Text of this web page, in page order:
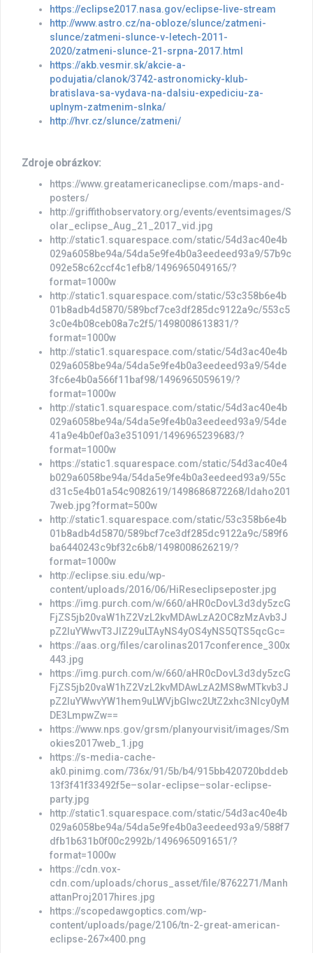
https://eclipse2017.nasa.gov/eclipse-live-stream
http://www.astro.cz/na-obloze/slunce/zatmeni-
slunce/zatmeni-slunce-v-letech-2011-
2020/zatmeni-slunce-21-srpna-2017.html
https://akb.vesmir.sk/akcie-a-
podujatia/clanok/3742-astronomicky-klub-
bratislava-sa-vydava-na-dalsiu-expediciu-za-
uplnym-zatmenim-slnka/
http://hvr.cz/slunce/zatmeni/
Zdroje obrázkov:
https://www.greatamericaneclipse.com/maps-and-
posters/
http://griffithobservatory.org/events/eventsimages/S
olar_eclipse_Aug_21_2017_vid.jpg
http://static1.squarespace.com/static/54d3ac40e4b
029a6058be94a/54da5e9fe4b0a3eedeed93a9/57b9c
092e58c62ccf4c1efb8/1496965049165/?
format=1000w
http://static1.squarespace.com/static/53c358b6e4b
01b8adb4d5870/589bcf7ce3df285dc9122a9c/553c5
3c0e4b08ceb08a7c2f5/1498008613831/?
format=1000w
http://static1.squarespace.com/static/54d3ac40e4b
029a6058be94a/54da5e9fe4b0a3eedeed93a9/54de
3fc6e4b0a566f11baf98/1496965059619/?
format=1000w
http://static1.squarespace.com/static/54d3ac40e4b
029a6058be94a/54da5e9fe4b0a3eedeed93a9/54de
41a9e4b0ef0a3e351091/1496965239683/?
format=1000w
https://static1.squarespace.com/static/54d3ac40e4
b029a6058be94a/54da5e9fe4b0a3eedeed93a9/55c
d31c5e4b01a54c9082619/1498686872268/Idaho201
7web.jpg?format=500w
http://static1.squarespace.com/static/53c358b6e4b
01b8adb4d5870/589bcf7ce3df285dc9122a9c/589f6
ba6440243c9bf32c6b8/1498008626219/?
format=1000w
http://eclipse.siu.edu/wp-
content/uploads/2016/06/HiReseclipseposter.jpg
https://img.purch.com/w/660/aHR0cDovL3d3dy5zcG
FjZS5jb20vaW1hZ2VzL2kvMDAwLzA2OC8zMzAvb3J
pZ2luYWwvT3JlZ29uLTAyNS4yOS4yNS5QTS5qcGc=
https://aas.org/files/carolinas2017conference_300x
443.jpg
https://img.purch.com/w/660/aHR0cDovL3d3dy5zcG
FjZS5jb20vaW1hZ2VzL2kvMDAwLzA2MS8wMTkvb3J
pZ2luYWwvYW1hem9uLWVjbGlwc2UtZ2xhc3Nlcy0yM
DE3LmpwZw==
https://www.nps.gov/grsm/planyourvisit/images/Sm
okies2017web_1.jpg
https://s-media-cache-
ak0.pinimg.com/736x/91/5b/b4/915bb420720bddeb
13f3f41f33492f5e–solar-eclipse–solar-eclipse-
party.jpg
http://static1.squarespace.com/static/54d3ac40e4b
029a6058be94a/54da5e9fe4b0a3eedeed93a9/588f7
dfb1b631b0f00c2992b/1496965091651/?
format=1000w
https://cdn.vox-
cdn.com/uploads/chorus_asset/file/8762271/Manh
attanProj2017hires.jpg
https://scopedawgoptics.com/wp-
content/uploads/page/2106/tn-2-great-american-
eclipse-267×400.png